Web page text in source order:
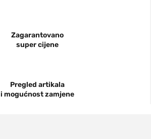
Zagarantovano
super cijene
Pregled artikala
i mogućnost zamjene